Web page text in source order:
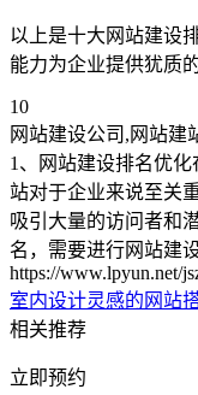
以上是十大网站建设
能力为企业提供犹质
10
网站建设公司,网站建
1、网站建设排名优
站对于企业来说至关
吸引大量的访问者和
名，需要进行网站建
https://www.lpyun.net/
室内设计灵感的网站
相关推荐
立即预约